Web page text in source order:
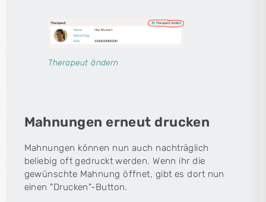
Therapeut ändern
Mahnungen erneut drucken
Mahnungen können nun auch nachträglich
beliebig oft gedruckt werden. Wenn ihr die
gewünschte Mahnung öffnet, gibt es dort nun
einen "Drucken"-Button.